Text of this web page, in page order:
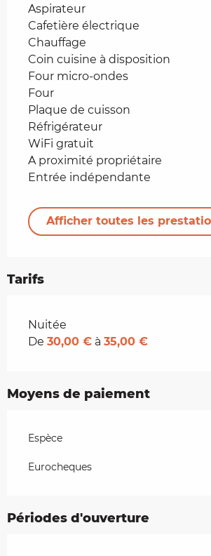
Aspirateur
Cafetière électrique
Chauffage
Coin cuisine à disposition
Four micro-ondes
Four
Plaque de cuisson
Réfrigérateur
WiFi gratuit
A proximité propriétaire
Entrée indépendante
Afficher toutes les
Tarifs
Tarifs 2026
Nuitée
De 30,00 € à 35,00 €
Moyens de paiement
Espèce
Eurocheques
Périodes d'ouverture